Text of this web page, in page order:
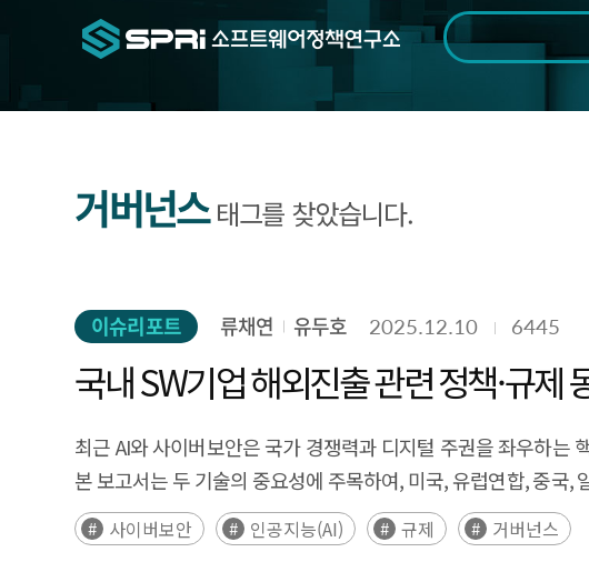
기간 전체 1일 1
거버넌스태그를 찾았습니다.
이슈리포트 류채연 유두호 2025.12.10 6445
국내 SW기업 해외진출 관련 정책·규
최근 AI와 사이버보안은 국가 경쟁력과 디지털 주권을 좌우하는
본 보고서는 두 기술의 중요성에 주목하여, 미국, 유럽연합, 중국
국가 전략, 규제 체계를 종합적으로 분석하였다. 국가별 차이를
취하면서도 위험관리와 안전성 확보를 위한 행정명령 기반 규제
사이버보안 인공지능(AI) 규제 거버넌스